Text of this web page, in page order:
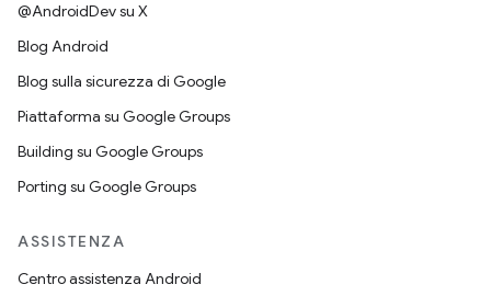
@AndroidDev su X
Blog Android
Blog sulla sicurezza di Google
Piattaforma su Google Groups
Building su Google Groups
Porting su Google Groups
ASSISTENZA
Centro assistenza Android